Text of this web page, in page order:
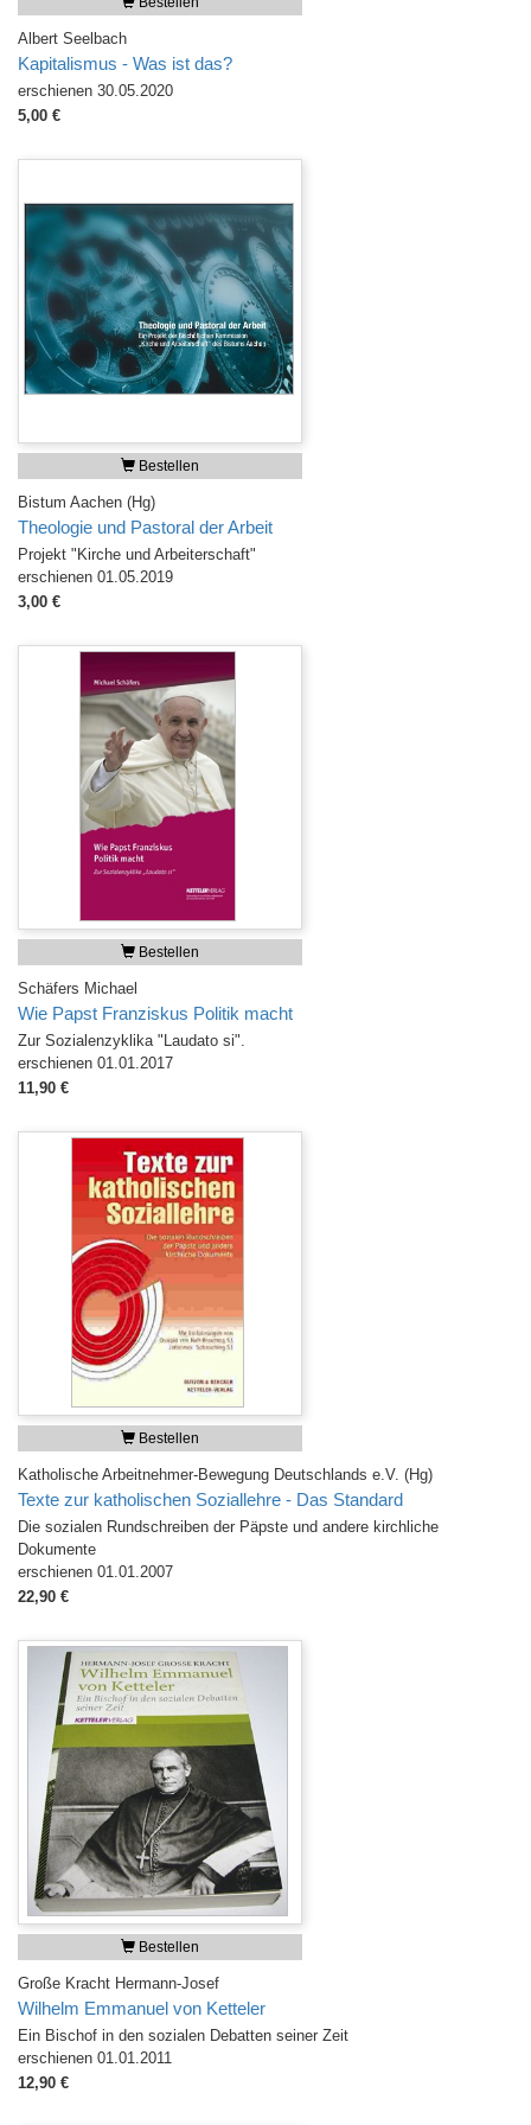
Albert Seelbach
Kapitalismus - Was ist das?
erschienen 30.05.2020
5,00 €
Bestellen
Bistum Aachen (Hg)
Theologie und Pastoral der Arbeit
Projekt "Kirche und Arbeiterschaft"
erschienen 01.05.2019
3,00 €
Bestellen
Schäfers Michael
Wie Papst Franziskus Politik macht
Zur Sozialenzyklika "Laudato si".
erschienen 01.01.2017
11,90 €
Bestellen
Katholische Arbeitnehmer-Bewegung Deutschlands e.V. (Hg)
Texte zur katholischen Soziallehre - Das Standard
Die sozialen Rundschreiben der Päpste und andere kirchliche
Dokumente
erschienen 01.01.2007
22,90 €
Bestellen
Große Kracht Hermann-Josef
Wilhelm Emmanuel von Ketteler
Ein Bischof in den sozialen Debatten seiner Zeit
erschienen 01.01.2011
12,90 €